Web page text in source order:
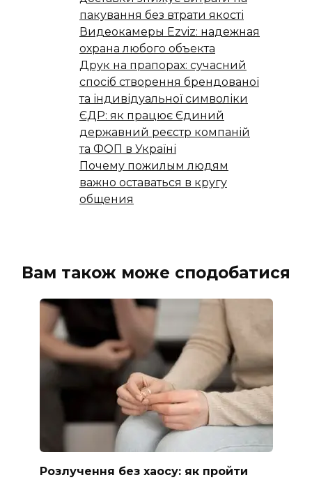
пакування без втрати якості
Видеокамеры Ezviz: надежная
охрана любого объекта
Друк на прапорах: сучасний
спосіб створення брендованої
та індивідуальної символіки
ЄДР: як працює Єдиний
державний реєстр компаній
та ФОП в Україні
Почему пожилым людям
важно оставаться в кругу
общения
Вам також може сподобатися
Розлучення без хаосу: як пройти